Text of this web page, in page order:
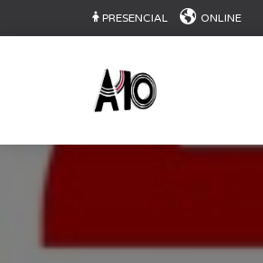
PRESENCIAL ONLINE